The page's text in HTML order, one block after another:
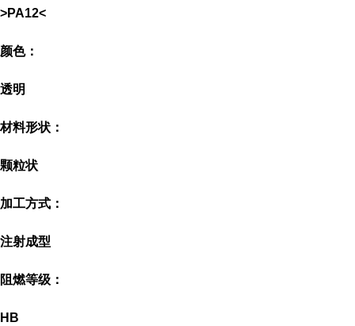
>PA12<
颜色：
透明
材料形状：
颗粒状
加工方式：
注射成型
阻燃等级：
HB